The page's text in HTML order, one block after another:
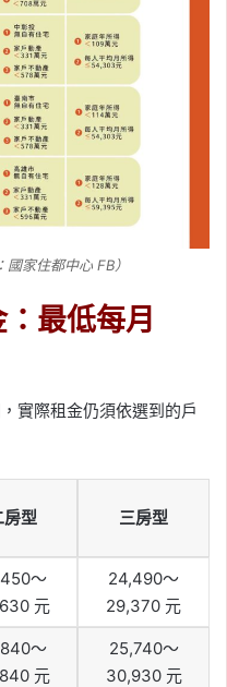
家住都中心 FB）
最低每月
實際租金仍須依選到的戶
房型 三房型
～
元
24,490～
29,370 元
～
元
25,740～
30,930 元